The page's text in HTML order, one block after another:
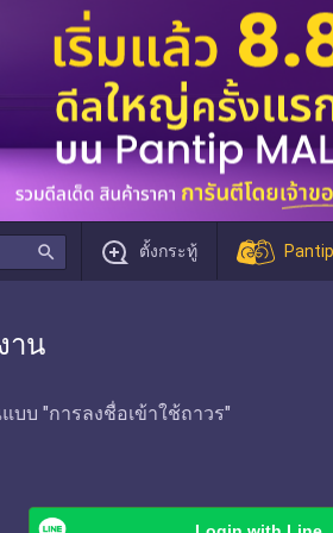
search ตั้งกระทู้
าน
บ "การลงชื่อเข้าใช้ถาวร"